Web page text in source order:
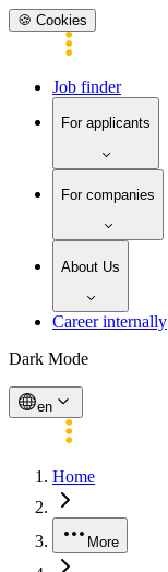
🍪 Cookies
Job finder
For applicants
For companies
About Us
Career internally
Dark Mode
en
Home
More